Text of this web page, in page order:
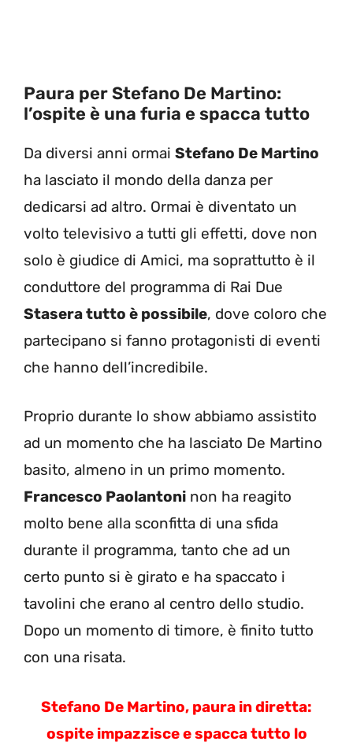
Paura per Stefano De Martino:
l’ospite è una furia e spacca tutto
Da diversi anni ormai Stefano De Martino
ha lasciato il mondo della danza per
dedicarsi ad altro. Ormai è diventato un
volto televisivo a tutti gli effetti, dove non
solo è giudice di Amici, ma soprattutto è il
conduttore del programma di Rai Due
Stasera tutto è possibile, dove coloro che
partecipano si fanno protagonisti di eventi
che hanno dell’incredibile.
Proprio durante lo show abbiamo assistito
ad un momento che ha lasciato De Martino
basito, almeno in un primo momento.
Francesco Paolantoni non ha reagito
molto bene alla sconfitta di una sfida
durante il programma, tanto che ad un
certo punto si è girato e ha spaccato i
tavolini che erano al centro dello studio.
Dopo un momento di timore, è finito tutto
con una risata.
Stefano De Martino, paura in diretta:
ospite impazzisce e spacca tutto lo